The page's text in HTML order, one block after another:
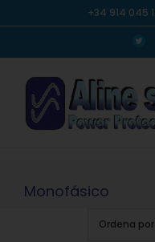
al
+34 914 045
Monofásico
Ordena por